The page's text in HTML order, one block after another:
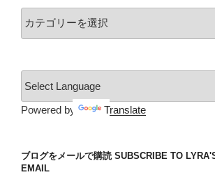
テ
ー
Powered by Translate
ブログをメールで購読 SUBSCRIBE TO
EMAIL